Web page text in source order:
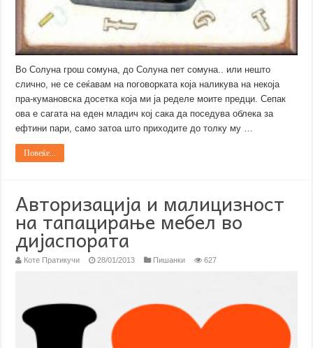
Во Солуна грош сомуна, до Солуна пет сомуна.. или нешто
слично, не се сеќавам на поговорката која наликува на некоја
пра-кумановска досетка која ми ја ределе моите предци. Сепак
ова е сагата на еден младич кој сака да поседува облека за
ефтини пари, само затоа што приходите до толку му …
Повеќе...
Авторизација и малицизност
на тапацирање мебел во
дијаспората
Коте Пратикучи 28/01/2013 Пишанки 627